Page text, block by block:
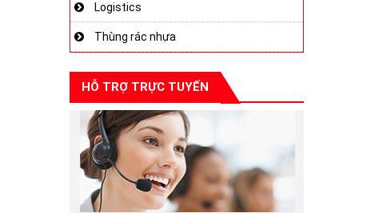
Logistics
Thùng rác nhựa
HỖ TRỢ TRỰC TUYẾN